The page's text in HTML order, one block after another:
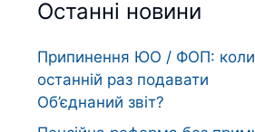
Останні новини
Припинення ЮО / ФОП: коли
останній раз подавати
Об’єднаний звіт?